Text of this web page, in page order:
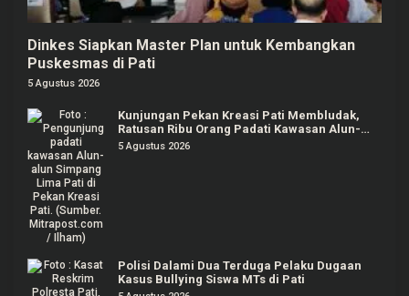
Dinkes Siapkan Master Plan untuk Kembangkan
Puskesmas di Pati
5 Agustus 2026
Kunjungan Pekan Kreasi Pati Membludak,
Ratusan Ribu Orang Padati Kawasan Alun-
alun Pati
5 Agustus 2026
Polisi Dalami Dua Terduga Pelaku Dugaan
Kasus Bullying Siswa MTs di Pati